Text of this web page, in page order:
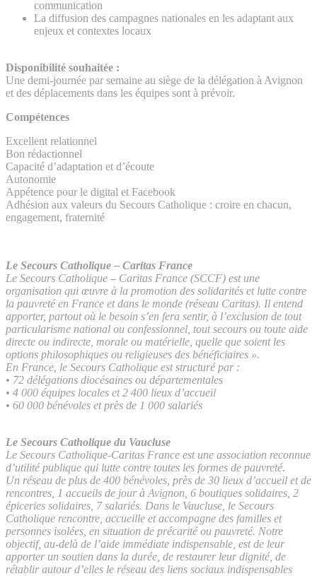
communication
La diffusion des campagnes nationales en les adaptant aux
enjeux et contextes locaux
Disponibilité souhaitée :
Une demi-journée par semaine au siège de la délégation à Avignon
et des déplacements dans les équipes sont à prévoir.
Compétences
Excellent relationnel
Bon rédactionnel
Capacité d’adaptation et d’écoute
Autonomie
Appétence pour le digital et Facebook
Adhésion aux valeurs du Secours Catholique : croire en chacun,
engagement, fraternité
Le Secours Catholique – Caritas France
Le Secours Catholique – Caritas France (SCCF) est une
organisation qui œuvre à la promotion des solidarités et lutte contre
la pauvreté en France et dans le monde (réseau Caritas). Il entend
apporter, partout où le besoin s’en fera sentir, à l’exclusion de tout
particularisme national ou confessionnel, tout secours ou toute aide
directe ou indirecte, morale ou matérielle, quelle que soient les
options philosophiques ou religieuses des bénéficiaires ».
En France, le Secours Catholique est structuré par :
• 72 délégations diocésaines ou départementales
• 4 000 équipes locales et 2 400 lieux d’accueil
• 60 000 bénévoles et près de 1 000 salariés
Le Secours Catholique du Vaucluse
Le Secours Catholique-Caritas France est une association reconnue
d’utilité publique qui lutte contre toutes les formes de pauvreté.
Un réseau de plus de 400 bénévoles, près de 30 lieux d’accueil et de
rencontres, 1 accueils de jour à Avignon, 6 boutiques solidaires, 2
épiceries solidaires, 7 salariés. Dans le Vaucluse, le Secours
Catholique rencontre, accueille et accompagne des familles et
personnes isolées, en situation de précarité ou pauvreté. Notre
objectif, au-delà de l’aide immédiate indispensable, est de leur
apporter un soutien dans la durée, de restaurer leur dignité, de
rétablir autour d’elles le réseau des liens sociaux indispensables